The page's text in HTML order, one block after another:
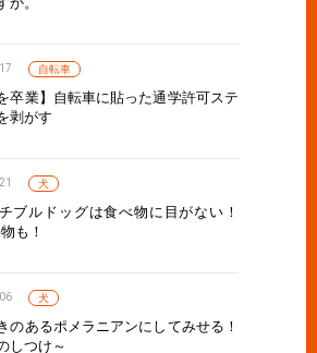
自転車
卒業】自転車に貼った通学許可ステ
剥がす
犬
ブルドッグは食べ物に目がない！
も！
犬
のあるポメラニアンにしてみせる！
しつけ～